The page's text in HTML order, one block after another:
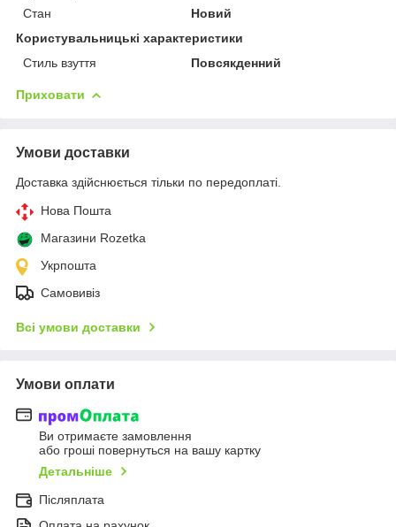
Стан
Новий
Користувальницькі характеристики
Стиль взуття
Повсякденний
Приховати
Умови доставки
Доставка здійснюється тільки по передоплаті.
Нова Пошта
Магазини Rozetka
Укрпошта
Самовивіз
Всі умови доставки
Умови оплати
Ви отримаєте замовлення
або гроші повернуться на вашу картку
Детальніше
Післяплата